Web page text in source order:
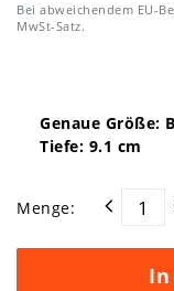
Bei abweichendem EU-
MwSt-Satz.
Genaue Größe:
Tiefe: 9.1 cm
Menge: